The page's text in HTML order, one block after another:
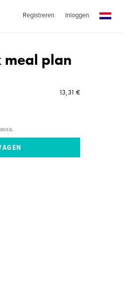
Registreren Inloggen
meal plan
13,31 €